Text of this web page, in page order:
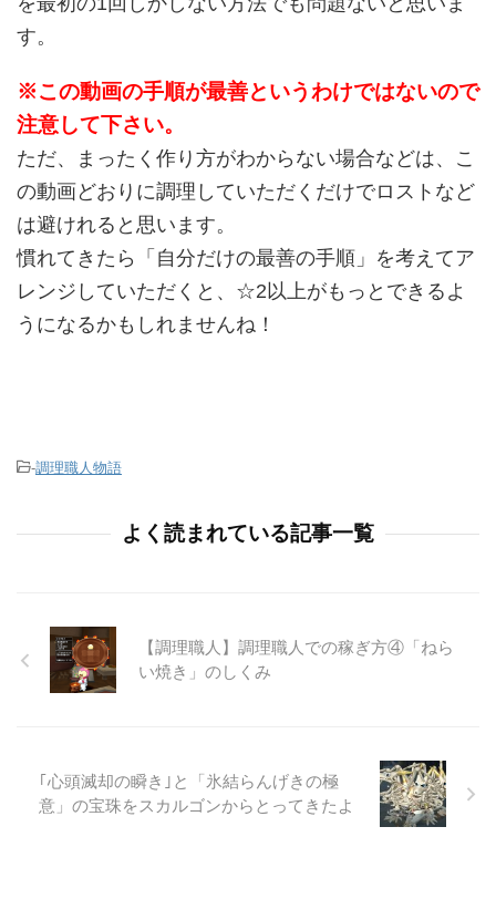
す。
※この動画の手順が最善というわけではないので
注意して下さい。
ただ、まったく作り方がわからない場合などは、こ
の動画どおりに調理していただくだけでロストなど
は避けれると思います。
慣れてきたら「自分だけの最善の手順」を考えてア
レンジしていただくと、☆2以上がもっとできるよ
うになるかもしれませんね！
-調理職人物語
よく読まれている記事一覧
【調理職人】調理職人での稼ぎ方④「ねら
い焼き」のしくみ
｢心頭滅却の瞬き｣と「氷結らんげきの極
意」の宝珠をスカルゴンからとってきたよ